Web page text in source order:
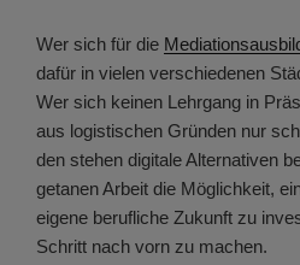
Wer sich für die
dafür in vielen verschiedenen
Wer sich keinen Lehrgang in
aus logistischen Gründen nur
den stehen digitale Alternativen
getanen Arbeit die Möglichkeit,
eigene berufliche Zukunft zu
Schritt nach vorn zu machen.